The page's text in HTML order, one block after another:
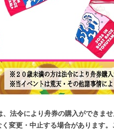
法令により舟券の購入ができま
変更・中止する場合があります